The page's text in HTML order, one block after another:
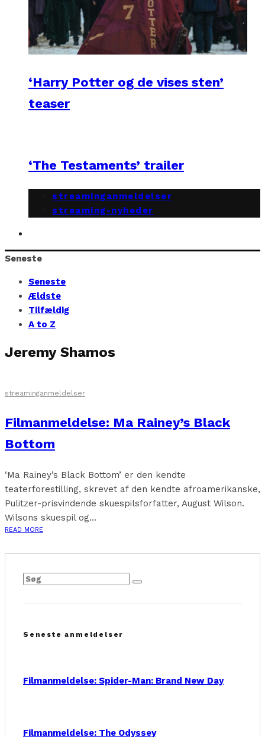
‘Harry Potter og de vises sten’
teaser
‘The Testaments’ trailer
streaminganmeldelser
streaming-nyheder
Seneste
Seneste
Ældste
Tilfældig
A to Z
Jeremy Shamos
streaminganmeldelser
Filmanmeldelse: Ma Rainey’s Black
Bottom
‘Ma Rainey’s Black Bottom’ er den kendte
teaterforestilling, skrevet af den kendte afroamerikanske,
Pulitzer-prisvindende skuespilsforfatter, August Wilson.
Wilsons skuespil og...
READ MORE
Seneste anmeldelser
Filmanmeldelse: Spider-Man: Brand New Day
Filmanmeldelse: The Odyssey